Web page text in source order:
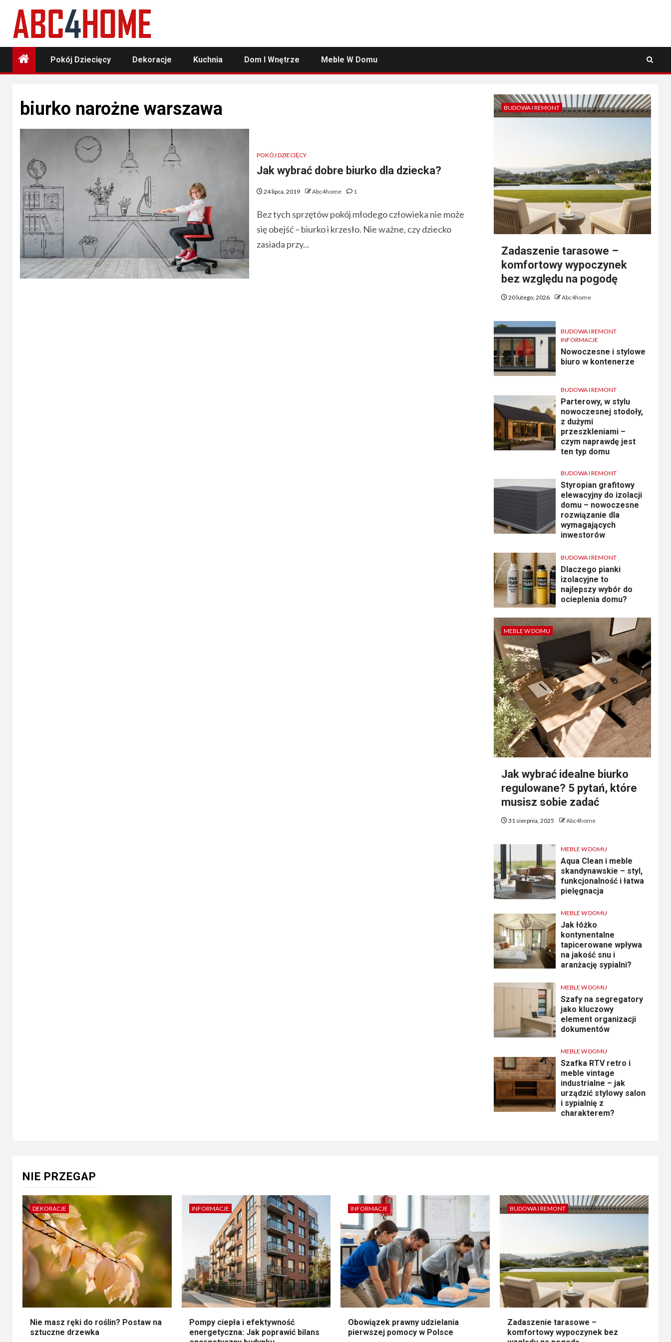
content
Pokój Dziecięcy Dekoracje Kuchnia Dom I Wnętrze Meble W Domu
biurko narożne warszawa
POKÓJ DZIECIĘCY
Jak wybrać dobre biurko dla dziecka?
24 lipca, 2019 Abc4home 1
Bez tych sprzętów pokój młodego człowieka nie może
się obejść – biurko i krzesło. Nie ważne, czy dziecko
zasiada przy...
BUDOWA I REMONT
Zadaszenie tarasowe –
komfortowy wypoczynek
bez względu na pogodę
20 lutego, 2026 Abc4home
BUDOWA I REMONT
INFORMACJE
Nowoczesne i stylowe
biuro w kontenerze
BUDOWA I REMONT
Parterowy, w stylu
nowoczesnej stodoły,
z dużymi
przeszkleniami –
czym naprawdę jest
ten typ domu
BUDOWA I REMONT
Styropian grafitowy
elewacyjny do izolacji
domu – nowoczesne
rozwiązanie dla
wymagających
inwestorów
BUDOWA I REMONT
Dlaczego pianki
izolacyjne to
najlepszy wybór do
ocieplenia domu?
MEBLE W DOMU
Jak wybrać idealne biurko
regulowane? 5 pytań, które
musisz sobie zadać
31 sierpnia, 2025 Abc4home
MEBLE W DOMU
Aqua Clean i meble
skandynawskie – styl,
funkcjonalność i łatwa
pielęgnacja
MEBLE W DOMU
Jak łóżko
kontynentalne
tapicerowane wpływa
na jakość snu i
aranżację sypialni?
MEBLE W DOMU
Szafy na segregatory
jako kluczowy
element organizacji
dokumentów
MEBLE W DOMU
Szafka RTV retro i
meble vintage
industrialne – jak
urządzić stylowy salon
i sypialnię z
charakterem?
NIE PRZEGAP
DEKORACJE
Nie masz ręki do roślin? Postaw na
sztuczne drzewka
INFORMACJE
Pompy ciepła i efektywność
energetyczna: Jak poprawić bilans
INFORMACJE
Obowiązek prawny udzielania
pierwszej pomocy w Polsce
BUDOWA I REMONT
Zadaszenie tarasowe –
komfortowy wypoczynek bez